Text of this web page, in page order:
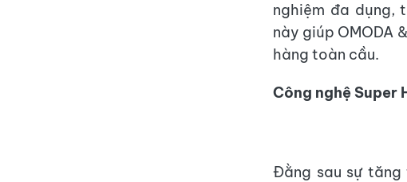
nghiệm đa dụng,
này giúp OMODA
hàng toàn cầu.
Công nghệ Super
Đằng sau sự tăng